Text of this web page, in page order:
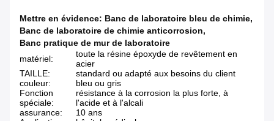
Mettre en évidence: Banc de laboratoire bleu de chimie,
Banc de laboratoire de chimie anticorrosion,
Banc pratique de mur de laboratoire
matériel:
toute la résine époxyde de revêtement en
acier
TAILLE:
standard ou adapté aux besoins du client
couleur:
bleu ou gris
Fonction
spéciale:
résistance à la corrosion la plus forte, à
l'acide et à l'alcali
assurance:
10 ans